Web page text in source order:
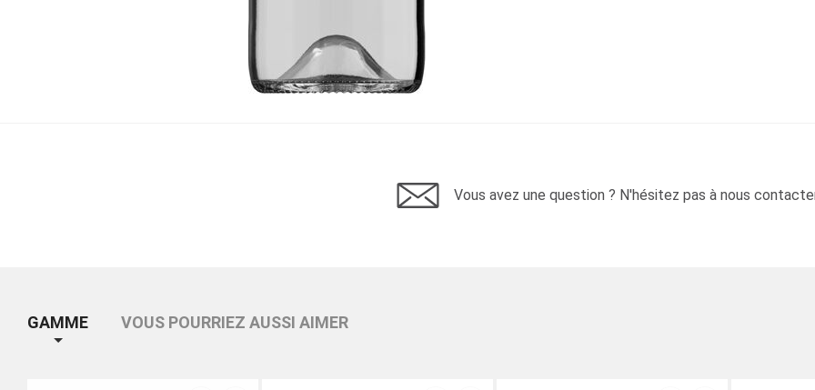
Vous avez une question ? N'hésitez pas à nous
GAMME VOUS POURRIEZ AUSSI AIMER